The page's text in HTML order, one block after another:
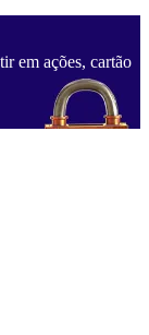
em ações, cartão